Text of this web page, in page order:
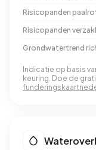
Risicopanden
Risicopanden
Grondwatertrend
Indicatie op basis
keuring. Doe de